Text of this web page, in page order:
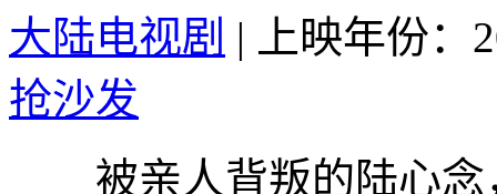
大陆电视剧 |
上映年份：
抢沙发
被亲人背叛的陆心念